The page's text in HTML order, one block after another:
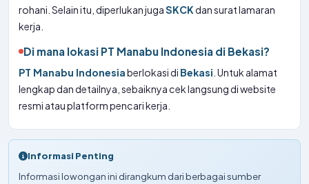
rohani. Selain itu, diperlukan jugaSKCKdan surat lamaran
kerja.
Di mana lokasi PT Manabu Indonesia di Bekasi?
PT Manabu Indonesiaberlokasi di Bekasi . Untuk alamat
lengkap dan detailnya, sebaiknya cek langsung di website
resmi atau platform pencari kerja.
Informasi Penting
Informasi lowongan ini dirangkum dari berbagai sumber